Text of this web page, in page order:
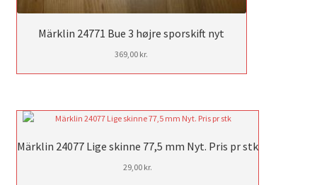
Märklin 24771 Bue 3 højre sporskift nyt
369,00 kr.
Märklin 24077 Lige skinne 77,5 mm Nyt. Pris pr stk
29,00 kr.